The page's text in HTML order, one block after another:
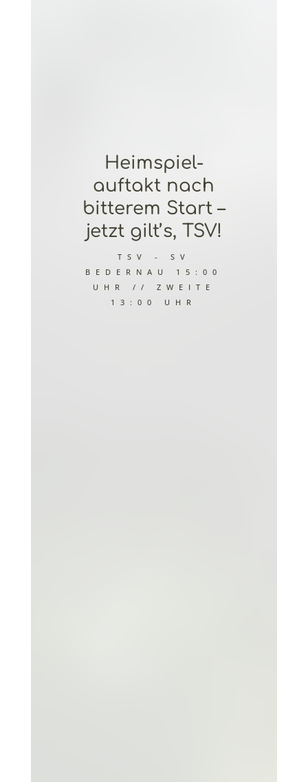
Heimspiel-
auftakt nach
bitterem Start –
jetzt gilt’s, TSV!
TSV - SV
BEDERNAU 15:00
UHR // ZWEITE
13:00 UHR